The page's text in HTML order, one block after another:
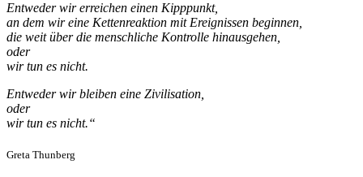
Entweder wir erreichen einen Kipppunkt,
an dem wir eine Kettenreaktion mit Ereignissen beginnen,
die weit über die menschliche Kontrolle hinausgehen,
oder
wir tun es nicht.
Entweder wir bleiben eine Zivilisation,
oder
wir tun es nicht.“
Greta Thunberg